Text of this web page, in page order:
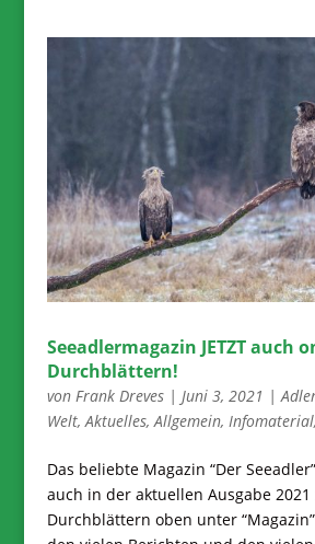
Seeadlermagazin JETZT auch
Durchblättern!
von Frank Dreves| Juni 3, 2021 |
Welt,Aktuelles,Allgemein, Infomaterial,
Das beliebte Magazin “Der
auch in der aktuellen Ausgabe 2021
Durchblättern oben unter